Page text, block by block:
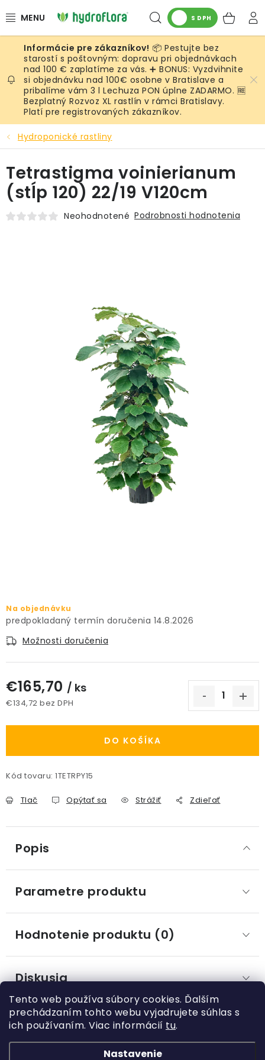
Tento web používa súbory cookies. Ďalším
prechádzaním tohto webu vyjadrujete súhlas s
ich používaním. Viac informácií tu.
Nastavenie
na
Hľadať
S DPH
RASTLINY
UMELÉ RASTLINY
KVETINÁČE
SUBSTRÁTY A PRÍSLUŠENSTVO
SERVIS INTERIÉROVEJ ZELENE
MACHY
INTERIÉROVÉ DEKORÁCIE
KVETINÁČE A OBALY NA RASTLINY
ZNAČKY
Podmienky ochrany osobných údajov
Spôsoby platby
Kontakt / Právne údaje
📦 Pestujte bez
starostí s poštovným: dopravu pri objednávkach
nad 100 € zaplatíme za vás. ➕ BONUS: Vyzdvihnite
si objednávku nad 100€ osobne v Bratislave a
pribalíme vám 3 l Lechuza PON úplne ZADARMO. 🆓
Bezplatný Rozvoz XL rastlín v rámci Bratislavy.
Platí pre registrovaných zákazníkov.
Hydroponické rastliny
Na objednávku
14.8.2026
Možnosti doručenia
€165,70 / ks
€134,72 bez DPH
DO KOŠÍKA
Kód tovaru: 1TETRPY15
Tlač Opýtať sa Strážiť Zdieľať
Tetrastigma voinierianum
(stĺp 120) 22/19 V120cm
Neohodnotené Podrobnosti hodnotenia
Popis
Parametre produktu
Hodnotenie produktu (0)
Diskusia
á